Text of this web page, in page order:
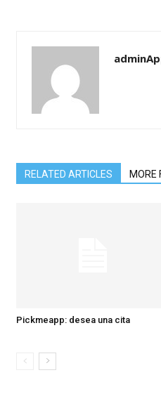
RELATED ARTICLES MORE
Pickmeapp: desea una cita